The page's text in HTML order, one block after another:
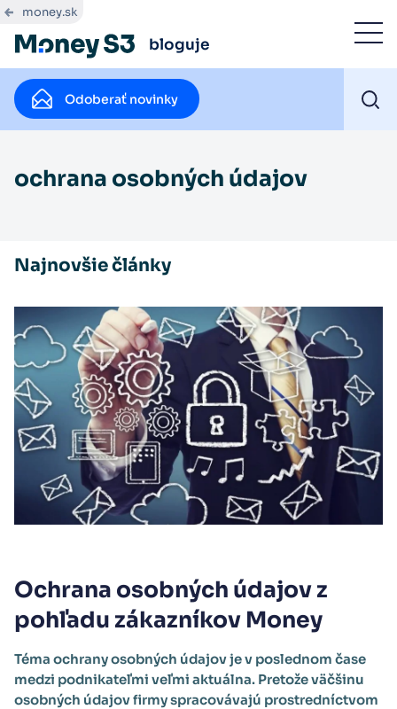
money.sk
bloguje
Odoberať novinky
ochrana osobných údajov
Najnovšie články
Ochrana osobných údajov z
pohľadu zákazníkov Money
Téma ochrany osobných údajov je v poslednom čase
medzi podnikateľmi veľmi aktuálna. Pretože väčšinu
osobných údajov firmy spracovávajú prostredníctvom